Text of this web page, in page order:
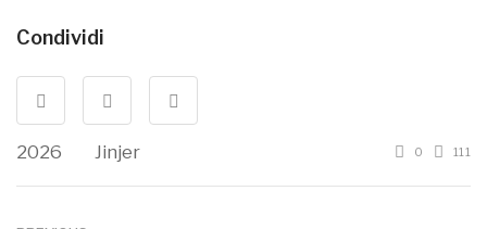
Condividi
2026 Jinjer 0 111